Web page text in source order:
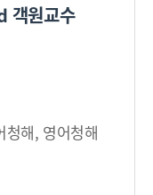
원교수
해, 영어청해